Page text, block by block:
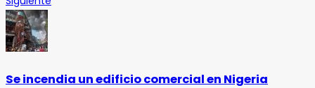
Se incendia un edificio comercial en Nigeria